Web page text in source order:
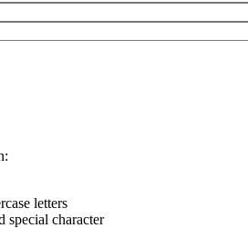
letters
special character